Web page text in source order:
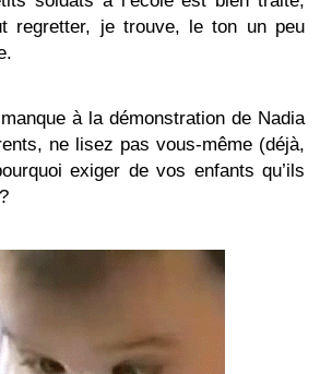
regretter, je trouve, le ton un peu
à la démonstration de Nadia
ne lisez pas vous-même (déjà,
exiger de vos enfants qu’ils